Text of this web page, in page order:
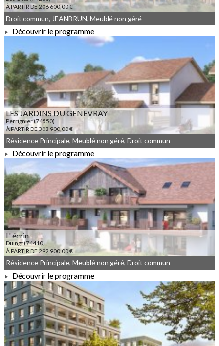
À PARTIR DE 206 600,00 €
À PARTIR DE 206 600,00 €
Droit commun, JEANBRUN, Meublé non géré
Découvrir le programme
LES JARDINS DU GENEVRAY
Perrignier (74550)
À PARTIR DE 303 900,00 €
À PARTIR DE 303 900,00 €
Résidence Principale, Meublé non géré, Droit commun
Découvrir le programme
L' écrin
Duingt (74410)
À PARTIR DE 292 900,00 €
À PARTIR DE 292 900,00 €
Résidence Principale, Meublé non géré, Droit commun
Découvrir le programme